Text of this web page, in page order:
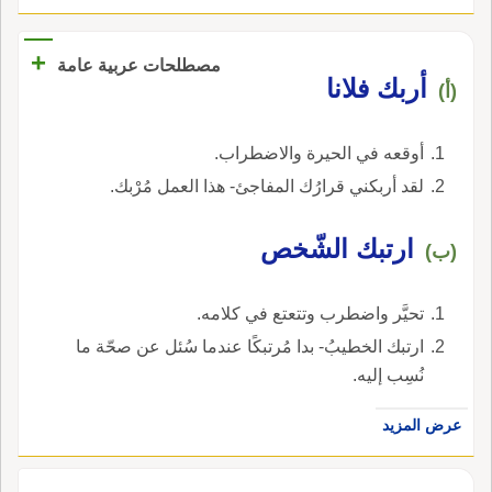
مصطلحات عربية عامة +
(أ) أربك فلانا
أوقعه في الحيرة والاضطراب.
لقد أربكني قرارُك المفاجئ- هذا العمل مُرْبك.
(ب) ارتبك الشّخص
تحيَّر واضطرب وتتعتع في كلامه.
ارتبك الخطيبُ- بدا مُرتبكًا عندما سُئل عن صحّة ما
نُسِب إليه.
عرض المزيد